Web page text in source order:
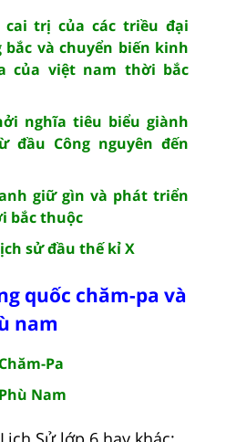
cai trị của các triều đại
và chuyển biến kinh
của việt nam thời bắc
nghĩa tiêu biểu giành
đầu Công nguyên đến
giữ gìn và phát triển
bắc thuộc
sử đầu thế kỉ X
quốc chăm-pa và
nam
Pa
Nam